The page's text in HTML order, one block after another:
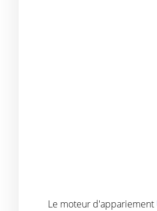
Le moteur d'appariement